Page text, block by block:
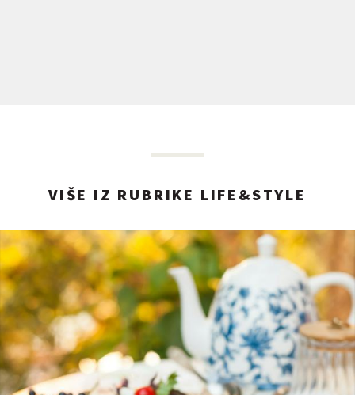
VIŠE IZ RUBRIKE LIFE&STYLE